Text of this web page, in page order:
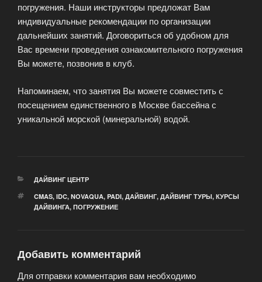
погружения. Наши инструкторы предложат Вам
индивидуальные рекомендации по организации
дальнейших занятий. Договориться об удобном для
Вас времени проведения ознакомительного погружения
Вы можете, позвонив в клуб.
Напоминаем, что занятия Вы можете совместить с
посещением единственного в Москве бассейна с
уникальной морской (минеральной) водой.
РУБРИКИ
ДАЙВИНГ ЦЕНТР
МЕТКИ
CMAS, IDC, NOVAQUA, PADI, ДАЙВИНГ, ДАЙВИНГ ТУРЫ, КУРСЫ
ДАЙВИНГА, ПОГРУЖЕНИЕ
Добавить комментарий
Для отправки комментария вам необходимо